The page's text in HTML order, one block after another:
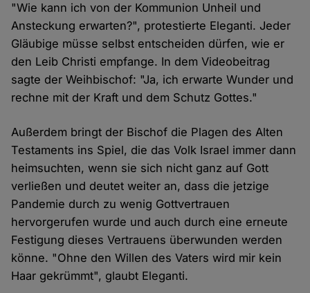
"Wie kann ich von der Kommunion Unheil und
Ansteckung erwarten?", protestierte Eleganti. Jeder
Gläubige müsse selbst entscheiden dürfen, wie er
den Leib Christi empfange. In dem Videobeitrag
sagte der Weihbischof: "Ja, ich erwarte Wunder und
rechne mit der Kraft und dem Schutz Gottes."
Außerdem bringt der Bischof die Plagen des Alten
Testaments ins Spiel, die das Volk Israel immer dann
heimsuchten, wenn sie sich nicht ganz auf Gott
verließen und deutet weiter an, dass die jetzige
Pandemie durch zu wenig Gottvertrauen
hervorgerufen wurde und auch durch eine erneute
Festigung dieses Vertrauens überwunden werden
könne. "Ohne den Willen des Vaters wird mir kein
Haar gekrümmt", glaubt Eleganti.